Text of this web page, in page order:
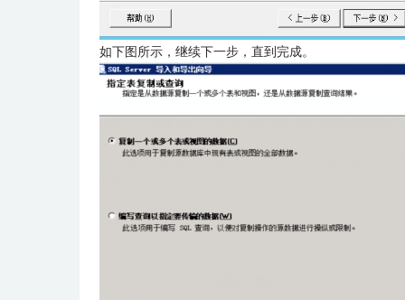
如下图所示，继续下一步，直到完成。